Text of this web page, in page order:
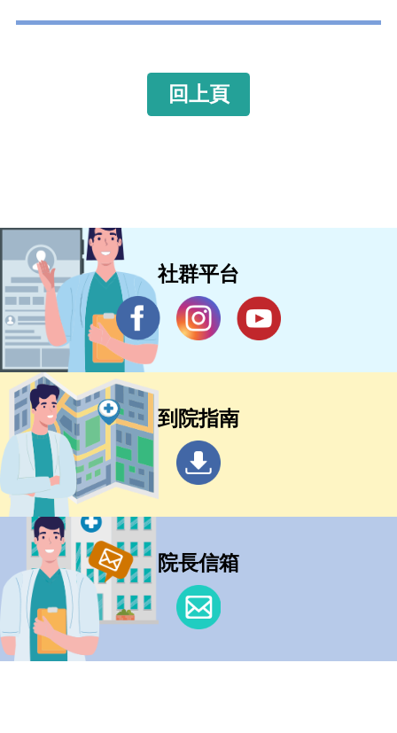
回上頁
社群平台
到院指南
院長信箱